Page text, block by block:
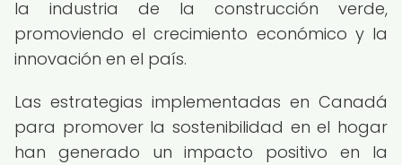
la industria de la construcción verde,
promoviendo el crecimiento económico y la
innovación en el país.
Las estrategias implementadas en Canadá
para promover la sostenibilidad en el hogar
han generado un impacto positivo en la